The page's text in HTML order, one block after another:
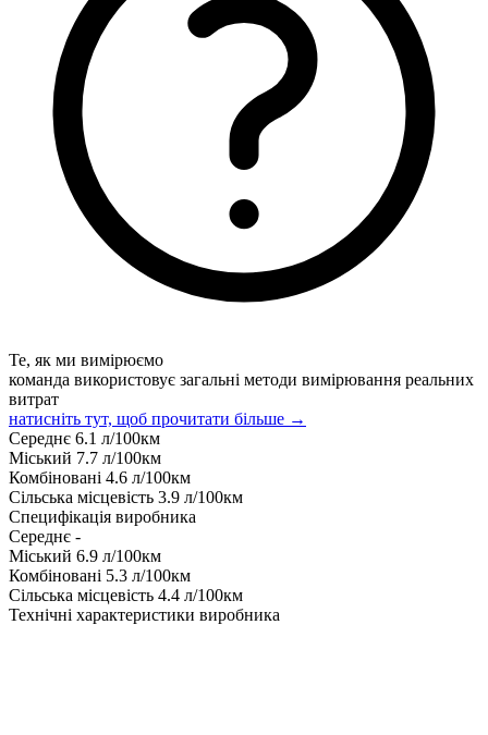
Те, як ми вимірюємо
команда використовує загальні методи вимірювання реальних
витрат
натисніть тут, щоб прочитати більше →
Середнє 6.1 л/100км
Міський 7.7 л/100км
Комбіновані 4.6 л/100км
Сільська місцевість 3.9 л/100км
Специфікація виробника
Середнє -
Міський 6.9 л/100км
Комбіновані 5.3 л/100км
Сільська місцевість 4.4 л/100км
Технічні характеристики виробника